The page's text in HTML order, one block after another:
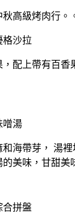
秋高級烤肉行 。
格沙拉
配上帶有百香
噌湯
海帶芽， 湯
美味，甘甜美
合拼盤